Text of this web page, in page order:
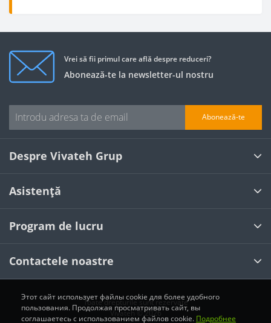
Vrei să fii primul care află despre reduceri?
Abonează-te la newsletter-ul nostru
Abonează-te
Despre Vivateh Grup
Asistență
Program de lucru
Contactele noastre
Toate drepturile sunt rezervate
Vivateh © 2026
Этот сайт использует файлы cookie для более удобного
пользования. Продолжая просматривать сайт, вы
соглашаетесь с использованием файлов cookie. Подробнее